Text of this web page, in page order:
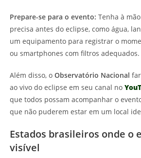
Prepare-se para o evento: Tenha à
precisa antes do eclipse, como água,
um equipamento para registrar o
ou smartphones com filtros adequados.
Além disso, o Observatório Nacional
ao vivo do eclipse em seu canal no
que todos possam acompanhar o
que não puderem estar em um local
Estados brasileiros onde o
visível